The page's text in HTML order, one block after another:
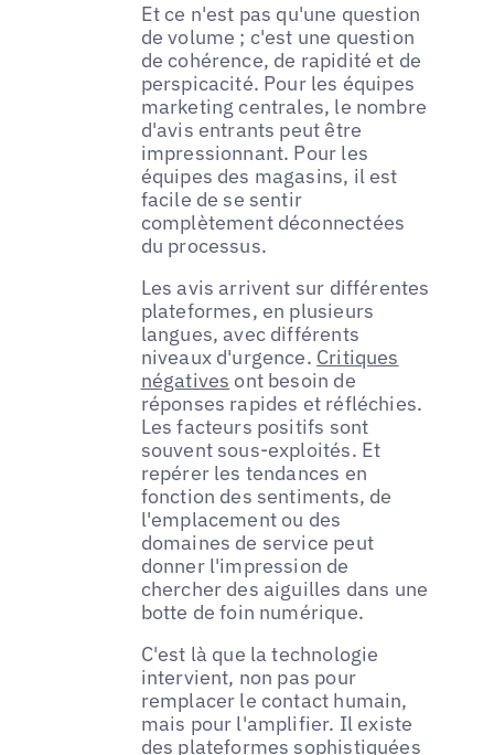
Et ce n'est pas qu'une question
de volume ; c'est une question
de cohérence, de rapidité et de
perspicacité. Pour les équipes
marketing centrales, le nombre
d'avis entrants peut être
impressionnant. Pour les
équipes des magasins, il est
facile de se sentir
complètement déconnectées
du processus.
Les avis arrivent sur différentes
plateformes, en plusieurs
langues, avec différents
niveaux d'urgence. Critiques
négatives ont besoin de
réponses rapides et réfléchies.
Les facteurs positifs sont
souvent sous-exploités. Et
repérer les tendances en
fonction des sentiments, de
l'emplacement ou des
domaines de service peut
donner l'impression de
chercher des aiguilles dans une
botte de foin numérique.
C'est là que la technologie
intervient, non pas pour
remplacer le contact humain,
mais pour l'amplifier. Il existe
des plateformes sophistiquées